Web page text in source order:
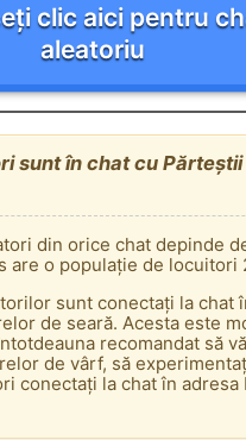
clic aici pentru
aleatoriu
sunt în chat cu Părteștii
din orice chat depinde
are o populație de locuitori
sunt conectați la chat
de seară. Acesta este
recomandat să
de vârf, să
conectați la chat în adresa